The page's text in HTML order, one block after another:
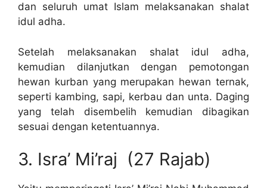
dan seluruh umat Islam melaksanakan shalat
idul adha.
Setelah melaksanakan shalat idul adha,
kemudian dilanjutkan dengan pemotongan
hewan kurban yang merupakan hewan ternak,
seperti kambing, sapi, kerbau dan unta. Daging
yang telah disembelih kemudian dibagikan
sesuai dengan ketentuannya.
3. Isra’ Mi’raj (27 Rajab)